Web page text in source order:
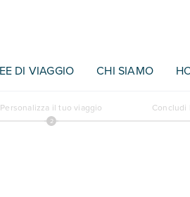
DI VIAGGIO CHI SIAMO
Personalizza il tuo viaggio Concludi